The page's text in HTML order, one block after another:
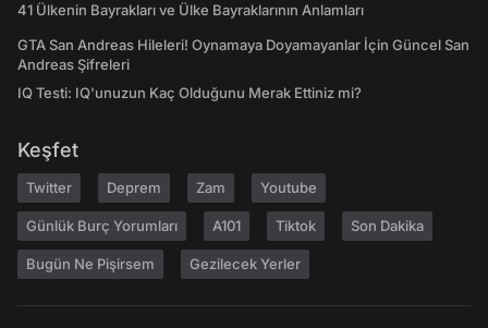
41 Ülkenin Bayrakları ve Ülke Bayraklarının Anlamları
GTA San Andreas Hileleri! Oynamaya Doyamayanlar İçin Güncel San
Andreas Şifreleri
IQ Testi: IQ'unuzun Kaç Olduğunu Merak Ettiniz mi?
Keşfet
Twitter Deprem Zam Youtube
Günlük Burç Yorumları A101 Tiktok Son Dakika
Bugün Ne Pişirsem Gezilecek Yerler